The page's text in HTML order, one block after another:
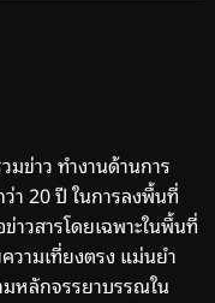
มข่าว ทำงานด้านการ
า 20 ปี ในการลงพื้นที่
าวสารโดยเฉพาะในพื้นที่
วามเที่ยงตรง แม่นยำ
หลักจรรยาบรรณใน